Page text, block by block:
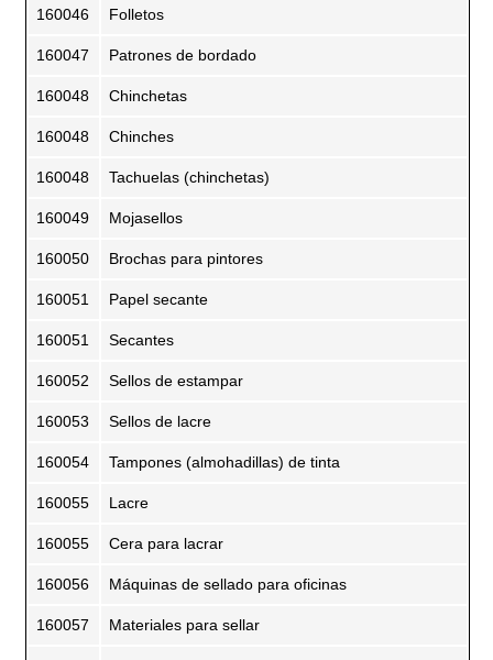
160046 Folletos
160047 Patrones de bordado
160048 Chinchetas
160048 Chinches
160048 Tachuelas (chinchetas)
160049 Mojasellos
160050 Brochas para pintores
160051 Papel secante
160051 Secantes
160052 Sellos de estampar
160053 Sellos de lacre
160054 Tampones (almohadillas) de tinta
160055 Lacre
160055 Cera para lacrar
160056 Máquinas de sellado para oficinas
160057 Materiales para sellar